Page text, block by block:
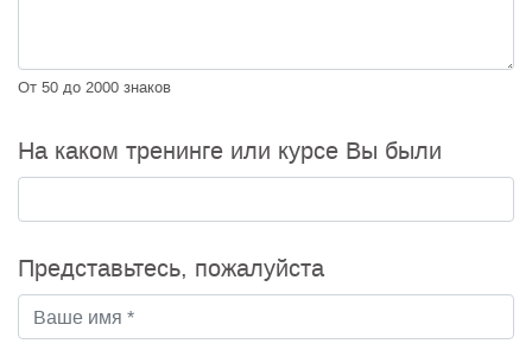
От 50 до 2000 знаков
На каком тренинге или курсе Вы были
Представьтесь, пожалуйста